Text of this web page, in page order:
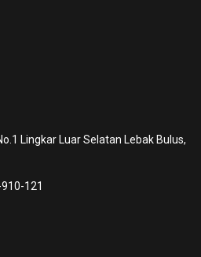
Lingkar Luar Selatan Lebak Bulus,
121